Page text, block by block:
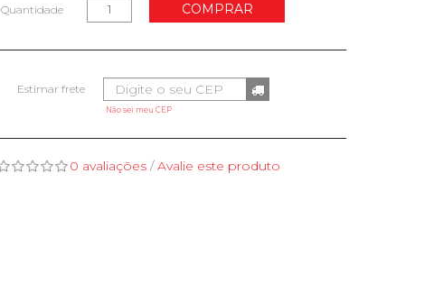
Quantidade COMPRAR
Não sei meu CEP
0 avaliações/Avalie este produto